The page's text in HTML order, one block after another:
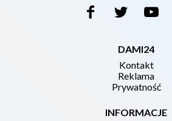
DAMI24
Kontakt
Reklama
Prywatność
INFORMACJE